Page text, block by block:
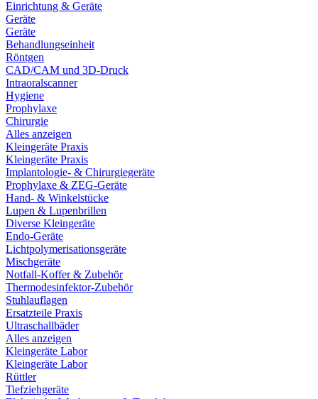
Einrichtung & Geräte
Geräte
Geräte
Behandlungseinheit
Röntgen
CAD/CAM und 3D-Druck
Intraoralscanner
Hygiene
Prophylaxe
Chirurgie
Alles anzeigen
Kleingeräte Praxis
Kleingeräte Praxis
Implantologie- & Chirurgiegeräte
Prophylaxe & ZEG-Geräte
Hand- & Winkelstücke
Lupen & Lupenbrillen
Diverse Kleingeräte
Endo-Geräte
Lichtpolymerisationsgeräte
Mischgeräte
Notfall-Koffer & Zubehör
Thermodesinfektor-Zubehör
Stuhlauflagen
Ersatzteile Praxis
Ultraschallbäder
Alles anzeigen
Kleingeräte Labor
Kleingeräte Labor
Rüttler
Tiefziehgeräte